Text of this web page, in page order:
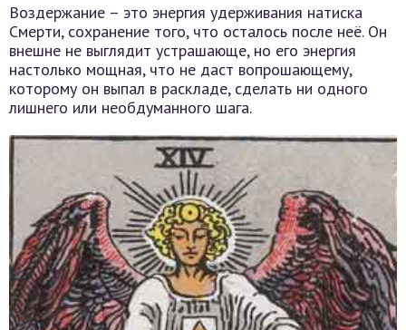
Воздержание – это энергия удерживания натиска
Смерти, сохранение того, что осталось после неё. Он
внешне не выглядит устрашающе, но его энергия
настолько мощная, что не даст вопрошающему,
которому он выпал в раскладе, сделать ни одного
лишнего или необдуманного шага.